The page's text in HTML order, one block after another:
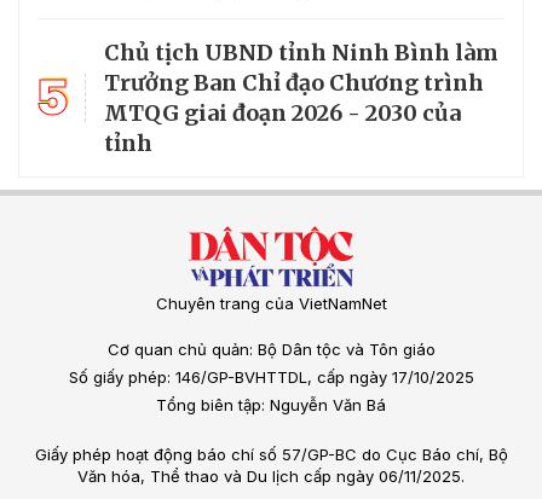
5
Chủ tịch UBND tỉnh Ninh Bình làm
Trưởng Ban Chỉ đạo Chương trình
MTQG giai đoạn 2026 - 2030 của
tỉnh
Chuyên trang của VietNamNet
Cơ quan chủ quản: Bộ Dân tộc và Tôn giáo
Số giấy phép: 146/GP-BVHTTDL, cấp ngày 17/10/2025
Tổng biên tập: Nguyễn Văn Bá
Giấy phép hoạt động báo chí số 57/GP-BC do Cục Báo chí, Bộ
Văn hóa, Thể thao và Du lịch cấp ngày 06/11/2025.